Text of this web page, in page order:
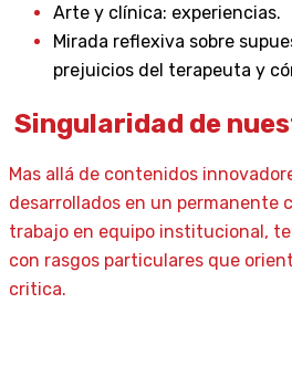
Arte y clínica: experiencias.
Mirada reflexiva sobre
prejuicios del terapeuta y
Singularidad de
Mas allá de contenidos
desarrollados en un permanente
trabajo en equipo institucional,
con rasgos particulares que
critica.